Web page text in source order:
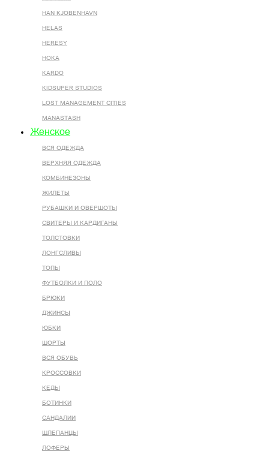
HAN KJOBENHAVN
HELAS
HERESY
HOKA
KARDO
KIDSUPER STUDIOS
LOST MANAGEMENT CITIES
MANASTASH
Женское
ВСЯ ОДЕЖДА
ВЕРХНЯЯ ОДЕЖДА
КОМБИНЕЗОНЫ
ЖИЛЕТЫ
РУБАШКИ И ОВЕРШОТЫ
СВИТЕРЫ И КАРДИГАНЫ
ТОЛСТОВКИ
ЛОНГСЛИВЫ
ТОПЫ
ФУТБОЛКИ И ПОЛО
БРЮКИ
ДЖИНСЫ
ЮБКИ
ШОРТЫ
ВСЯ ОБУВЬ
КРОССОВКИ
КЕДЫ
БОТИНКИ
САНДАЛИИ
ШЛЕПАНЦЫ
ЛОФЕРЫ